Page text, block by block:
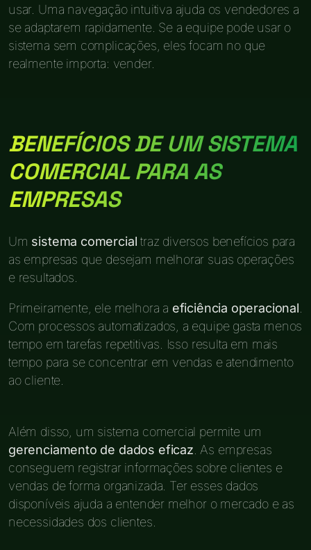
usar. Uma navegação intuitiva ajuda os vendedores a
se adaptarem rapidamente. Se a equipe pode usar o
sistema sem complicações, eles focam no que
realmente importa: vender.
BENEFÍCIOS DE UM SISTEMA
COMERCIAL PARA AS
EMPRESAS
Um sistema comercial traz diversos benefícios para
as empresas que desejam melhorar suas operações
e resultados.
Primeiramente, ele melhora a eficiência operacional
Com processos automatizados, a equipe gasta menos
tempo em tarefas repetitivas. Isso resulta em mais
tempo para se concentrar em vendas e atendimento
ao cliente.
Além disso, um sistema comercial permite um
gerenciamento de dados eficaz . As empresas
conseguem registrar informações sobre clientes e
vendas de forma organizada. Ter esses dados
disponíveis ajuda a entender melhor o mercado e as
necessidades dos clientes.